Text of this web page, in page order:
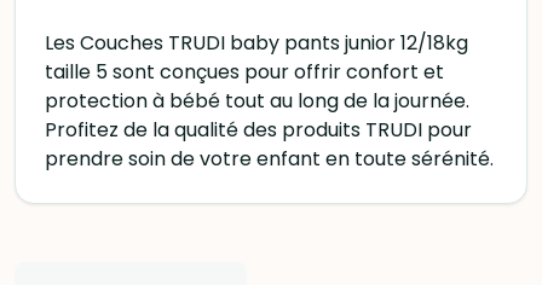
Les Couches TRUDI baby pants junior 12/18kg
taille 5 sont conçues pour offrir confort et
protection à bébé tout au long de la journée.
Profitez de la qualité des produits TRUDI pour
prendre soin de votre enfant en toute sérénité.